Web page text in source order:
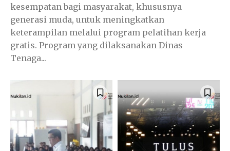
kesempatan bagi masyarakat, khususnya
generasi muda, untuk meningkatkan
keterampilan melalui program pelatihan kerja
gratis. Program yang dilaksanakan Dinas
Tenaga...